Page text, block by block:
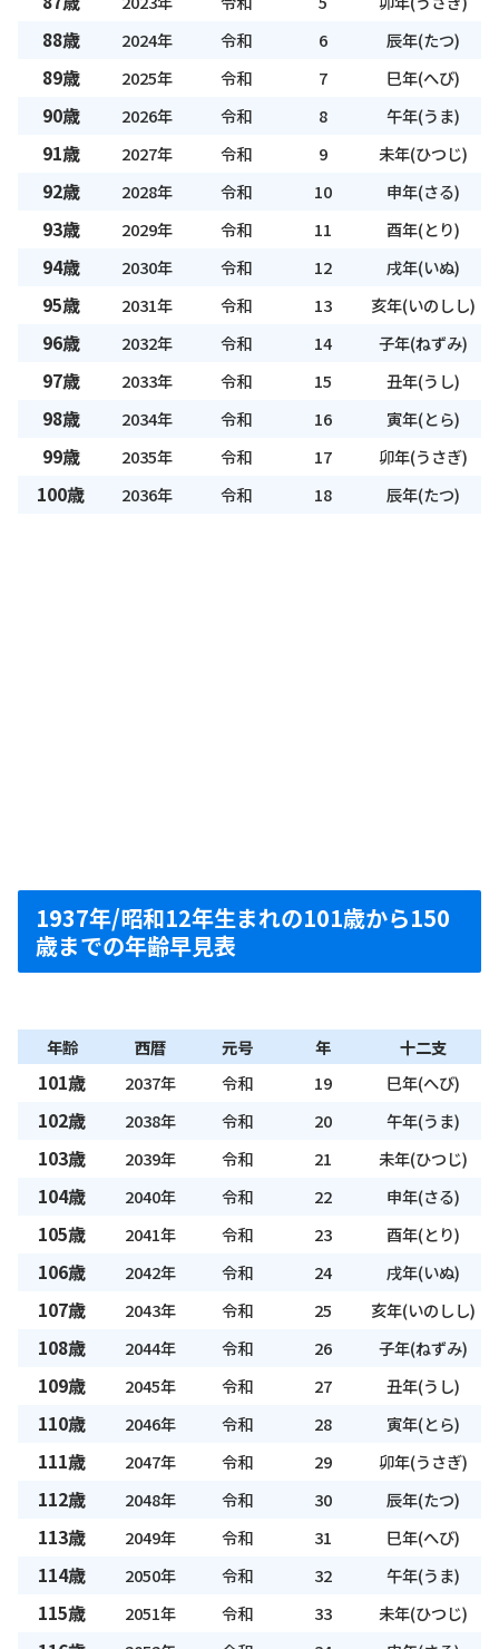
88歳 2024年 令和 6 辰年(たつ)
89歳 2025年 令和 7 巳年(へび)
90歳 2026年 令和 8 午年(うま)
91歳 2027年 令和 9 未年(ひつじ)
92歳 2028年 令和 10 申年(さる)
93歳 2029年 令和 11 酉年(とり)
94歳 2030年 令和 12 戌年(いぬ)
95歳 2031年 令和 13 亥年(いのしし)
96歳 2032年 令和 14 子年(ねずみ)
97歳 2033年 令和 15 丑年(うし)
98歳 2034年 令和 16 寅年(とら)
99歳 2035年 令和 17 卯年(うさぎ)
100歳 2036年 令和 18 辰年(たつ)
1937年/昭和12年生まれの101歳から150
歳までの年齢早見表
年齢 西暦 元号 年 十二支
101歳 2037年 令和 19 巳年(へび)
102歳 2038年 令和 20 午年(うま)
103歳 2039年 令和 21 未年(ひつじ)
104歳 2040年 令和 22 申年(さる)
105歳 2041年 令和 23 酉年(とり)
106歳 2042年 令和 24 戌年(いぬ)
107歳 2043年 令和 25 亥年(いのしし)
108歳 2044年 令和 26 子年(ねずみ)
109歳 2045年 令和 27 丑年(うし)
110歳 2046年 令和 28 寅年(とら)
111歳 2047年 令和 29 卯年(うさぎ)
112歳 2048年 令和 30 辰年(たつ)
113歳 2049年 令和 31 巳年(へび)
114歳 2050年 令和 32 午年(うま)
115歳 2051年 令和 33 未年(ひつじ)